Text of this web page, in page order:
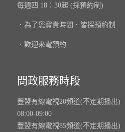
每週四 18：30起 (採預約制)
．為了您寶貴時間．皆採預約制
．歡迎來電預約
問政服務時段
豐盟有線電視20頻道(不定期播出)
08:00-09:00
豐盟有線電視85頻道(不定期播出)